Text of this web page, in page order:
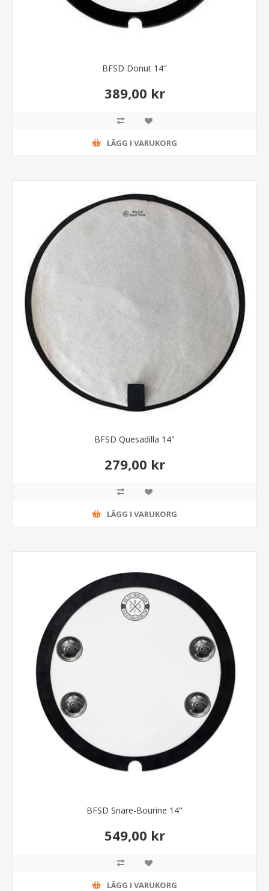
BFSD Donut 14"
389,00 kr
LÄGG I VARUKORG
BFSD Quesadilla 14"
279,00 kr
LÄGG I VARUKORG
BFSD Snare-Bourine 14"
549,00 kr
LÄGG I VARUKORG